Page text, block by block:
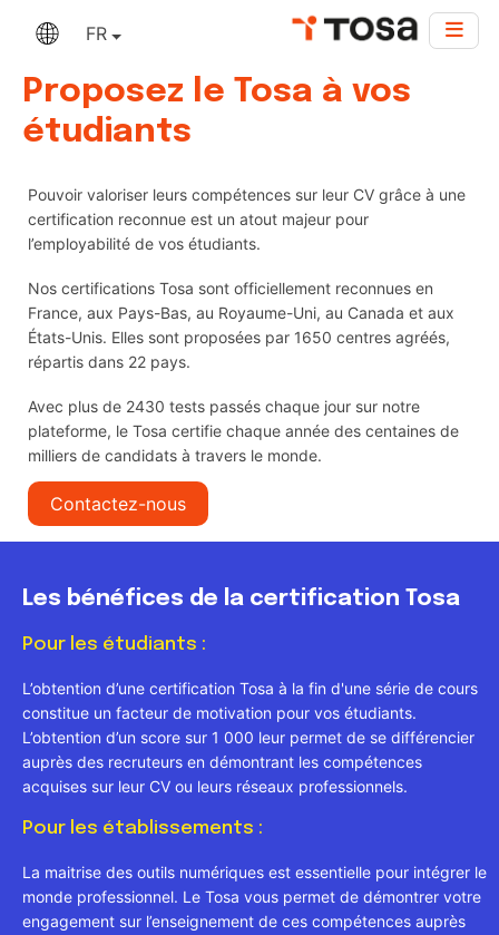
FR
Proposez le Tosa à vos
étudiants
Pouvoir valoriser leurs compétences sur leur CV grâce à une
certification reconnue est un atout majeur pour
l’employabilité de vos étudiants.
Nos certifications Tosa sont officiellement reconnues en
France, aux Pays-Bas, au Royaume-Uni, au Canada et aux
États-Unis. Elles sont proposées par 1650 centres agréés,
répartis dans 22 pays.
Avec plus de 2430 tests passés chaque jour sur notre
plateforme, le Tosa certifie chaque année des centaines de
milliers de candidats à travers le monde.
Contactez-nous
Les bénéfices de la certification Tosa
Pour les étudiants :
L’obtention d’une certification Tosa à la fin d'une série de cours
constitue un facteur de motivation pour vos étudiants.
L’obtention d’un score sur 1 000 leur permet de se différencier
auprès des recruteurs en démontrant les compétences
acquises sur leur CV ou leurs réseaux professionnels.
Pour les établissements :
La maitrise des outils numériques est essentielle pour intégrer le
monde professionnel. Le Tosa vous permet de démontrer votre
engagement sur l’enseignement de ces compétences auprès